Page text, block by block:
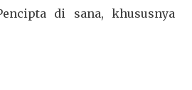
di sana, khususnya